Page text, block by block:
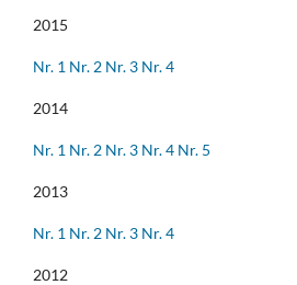
2015
Nr. 1 Nr. 2 Nr. 3 Nr. 4
2014
Nr. 1 Nr. 2 Nr. 3 Nr. 4 Nr. 5
2013
Nr. 1 Nr. 2 Nr. 3 Nr. 4
2012